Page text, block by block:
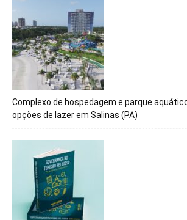
Complexo de hospedagem e parque
opções de lazer em Salinas (PA)